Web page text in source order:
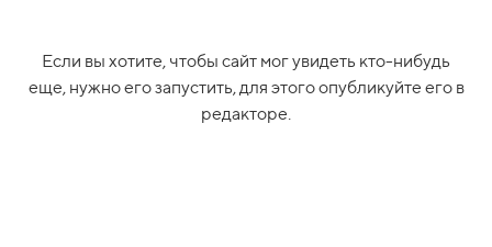
Если вы хотите, чтобы сайт мог увидеть кто-нибудь
еще, нужно его запустить, для этого опубликуйте его в
редакторе.